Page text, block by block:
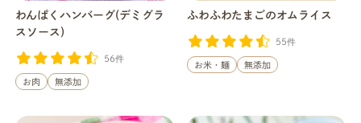
わんぱくハンバーグ(デミグラ
スソース)
56件
お肉 無添加
ふわふわたまごのオムライス
55件
お米・麺 無添加